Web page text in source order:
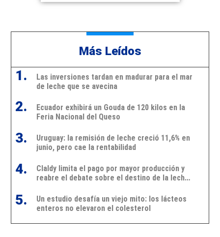
Más Leídos
1.
2.
3.
4.
5.
Las inversiones tardan en madurar para el mar
de leche que se avecina
Ecuador exhibirá un Gouda de 120 kilos en la
Feria Nacional del Queso
Uruguay: la remisión de leche creció 11,6% en
junio, pero cae la rentabilidad
Claldy limita el pago por mayor producción y
reabre el debate sobre el destino de la leche
Un estudio desafía un viejo mito: los lácteos
enteros no elevaron el colesterol